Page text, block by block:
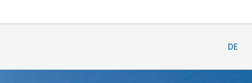
DE